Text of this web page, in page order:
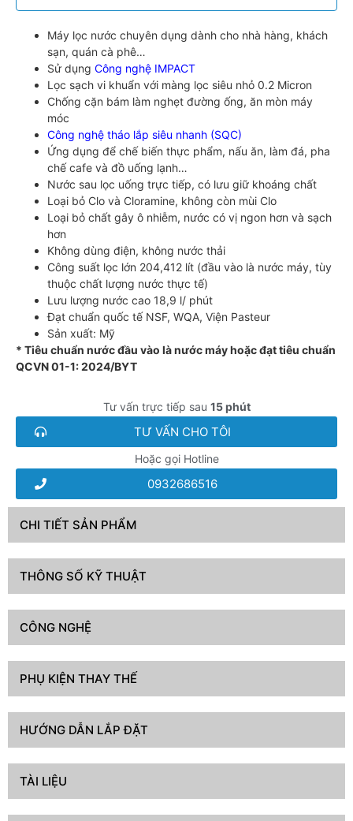
Máy lọc nước chuyên dụng dành cho nhà hàng, khách
sạn, quán cà phê…
Sử dụng Công nghệ IMPACT
Lọc sạch vi khuẩn với màng lọc siêu nhỏ 0.2 Micron
Chống cặn bám làm nghẹt đường ống, ăn mòn máy
móc
Công nghệ tháo lắp siêu nhanh (SQC)
Ứng dụng để chế biến thực phẩm, nấu ăn, làm đá, pha
chế cafe và đồ uống lạnh…
Nước sau lọc uống trực tiếp, có lưu giữ khoáng chất
Loại bỏ Clo và Cloramine, không còn mùi Clo
Loại bỏ chất gây ô nhiễm, nước có vị ngon hơn và sạch
hơn
Không dùng điện, không nước thải
Công suất lọc lớn 204,412 lít (đầu vào là nước máy, tùy
thuộc chất lượng nước thực tế)
Lưu lượng nước cao 18,9 l/ phút
Đạt chuẩn quốc tế NSF, WQA, Viện Pasteur
Sản xuất: Mỹ
* Tiêu chuẩn nước đầu vào là nước máy hoặc đạt tiêu chuẩn
QCVN 01-1: 2024/BYT
Tư vấn trực tiếp sau 15 phút
TƯ VẤN CHO TÔI
Hoặc gọi Hotline
0932686516
CHI TIẾT SẢN PHẨM
THÔNG SỐ KỸ THUẬT
CÔNG NGHỆ
PHỤ KIỆN THAY THẾ
HƯỚNG DẪN LẮP ĐẶT
TÀI LIỆU